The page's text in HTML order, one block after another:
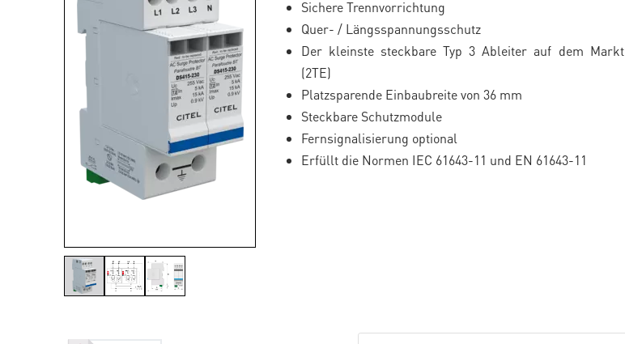
Sichere Trennvorrichtung
Quer- / Längsspannungsschutz
Der kleinste steckbare Typ 3 Ableiter auf dem Markt
(2TE)
Platzsparende Einbaubreite von 36 mm
Steckbare Schutzmodule
Fernsignalisierung optional
Erfüllt die Normen IEC 61643-11 und EN 61643-11